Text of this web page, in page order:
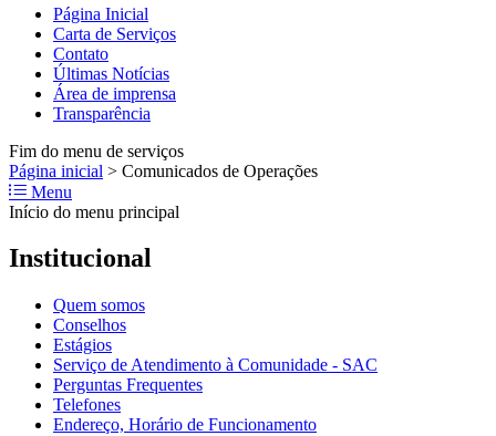
Página Inicial
Carta de Serviços
Contato
Últimas Notícias
Área de imprensa
Transparência
Fim do menu de serviços
Página inicial > Comunicados de Operações
Menu
Início do menu principal
Institucional
Quem somos
Conselhos
Estágios
Serviço de Atendimento à Comunidade - SAC
Perguntas Frequentes
Telefones
Endereço, Horário de Funcionamento